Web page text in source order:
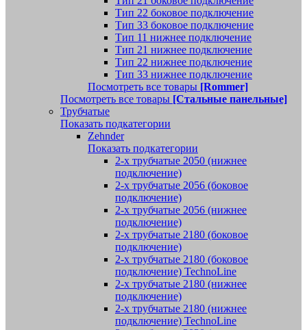
Тип 22 боковое подключение
Тип 33 боковое подключение
Тип 11 нижнее подключение
Тип 21 нижнее подключение
Тип 22 нижнее подключение
Тип 33 нижнее подключение
Посмотреть все товары [Rommer]
Посмотреть все товары [Стальные панельные]
Трубчатые
Показать подкатегории
Zehnder
Показать подкатегории
2-х трубчатые 2050 (нижнее
подключение)
2-х трубчатые 2056 (боковое
подключение)
2-х трубчатые 2056 (нижнее
подключение)
2-х трубчатые 2180 (боковое
подключение)
2-х трубчатые 2180 (боковое
подключение) TechnoLine
2-х трубчатые 2180 (нижнее
подключение)
2-х трубчатые 2180 (нижнее
подключение) TechnoLine